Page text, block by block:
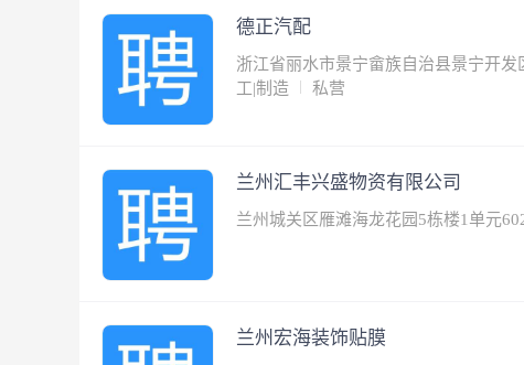
德正汽配
浙江省丽水市景宁畲族自治县景宁开发
工|制造
私营
兰州汇丰兴盛物资有限公司
兰州城关区雁滩海龙花园5栋楼1单元
兰州宏海装饰贴膜